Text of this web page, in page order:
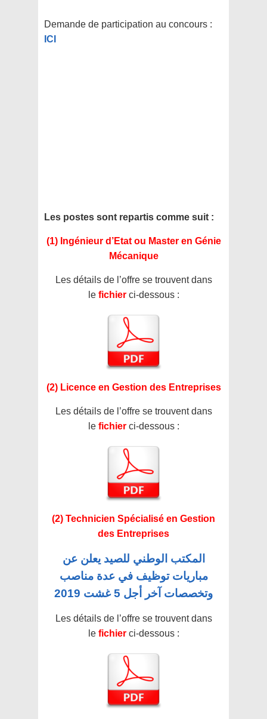
Demande de participation au concours :
ICI
Les postes sont repartis comme suit :
(1) Ingénieur d’Etat ou Master en Génie
Mécanique
Les détails de l’offre se trouvent dans
le fichier ci-dessous :
(2) Licence en Gestion des Entreprises
Les détails de l’offre se trouvent dans
le fichier ci-dessous :
(2) Technicien Spécialisé en Gestion
des Entreprises
المكتب الوطني للصيد يعلن عن
مباريات توظيف في عدة مناصب
وتخصصات آخر أجل 5 غشت 2019
Les détails de l’offre se trouvent dans
le fichier ci-dessous :